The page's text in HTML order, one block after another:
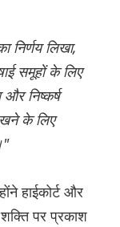
निर्णय लिखा,
समूहों के लिए
निष्कर्ष
के लिए
हाईकोर्ट और
शक्ति पर प्रकाश